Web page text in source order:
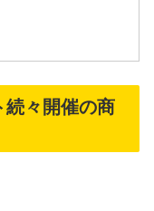
続々開催の商